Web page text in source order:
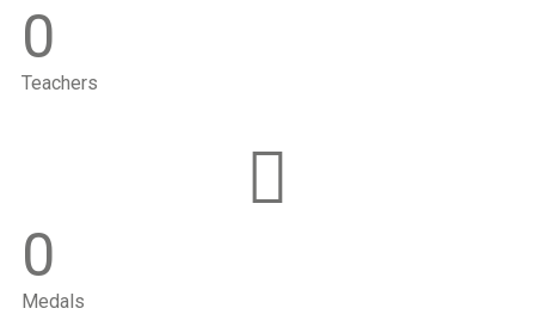
0
Teachers
0
Medals